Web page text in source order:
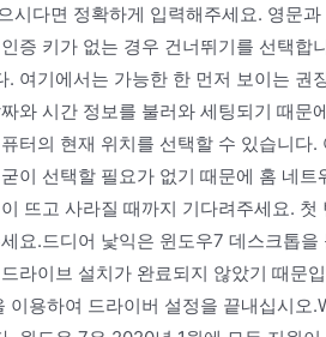
시다면 정확하게 입력해주세요. 영문
증 키가 없는 경우 건너뛰기를 선택합
여기에서는 가능한 한 먼저 보이는 권
와 시간 정보를 불러와 세팅되기 때문
터의 현재 위치를 선택할 수 있습니다
이 선택할 필요가 없기 때문에 홈 네
뜨고 사라질 때까지 기다려주세요.
요.드디어 낯익은 윈도우7 데스크톱
라이브 설치가 완료되지 않았기 때문
용하여 드라이버 설정을 끝내십시